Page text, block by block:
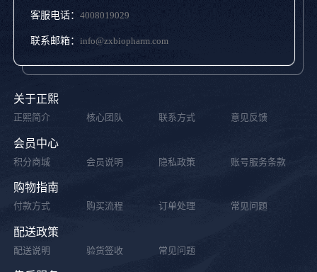
客服电话： 4008019029
联系邮箱： info@zxbiopharm.com
关于正熙
正熙简介 核心团队 联系方式 意见反馈
会员中心
积分商城 会员说明 隐私政策 账号服务条款
购物指南
付款方式 购买流程 订单处理 常见问题
配送政策
配送说明 验货签收 常见问题